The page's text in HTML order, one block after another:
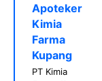
Apoteker
Kimia
Farma
Kupang
PT Kimia